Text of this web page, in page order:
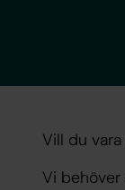
Vill du
Vi